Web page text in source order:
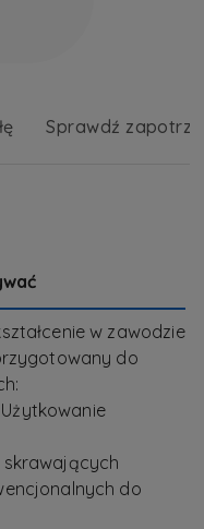
Sprawdź
w zawodzie
do
do